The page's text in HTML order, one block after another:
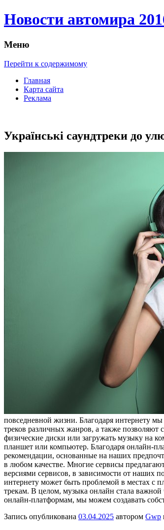
Новости автомира
Меню
Перейти к содержимому
Главная
Карта сайта
Реклама
Українські саундтреки до
повседневной жизни. Благодаря интернету
треков различных жанров, а также
физические диски или загружать музыку на
планшет или компьютер. Благодаря онлайн-
рекомендации, основанные на наших
в любом качестве. Многие сервисы
версиями сервисов, в зависимости от наших
интернету может быть проблемой в местах с
трекам. В целом, музыка онлайн стала
онлайн-платформам, мы можем создавать
Запись опубликована 03.04.2025 автором Gwp